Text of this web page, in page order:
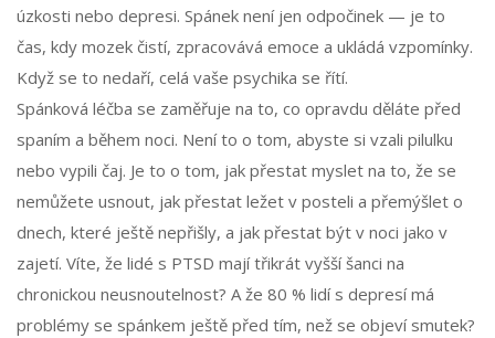
úzkosti nebo depresi. Spánek není jen odpočinek — je to
čas, kdy mozek čistí, zpracovává emoce a ukládá vzpomínky.
Když se to nedaří, celá vaše psychika se řítí.
Spánková léčba se zaměřuje na to, co opravdu děláte před
spaním a během noci. Není to o tom, abyste si vzali pilulku
nebo vypili čaj. Je to o tom, jak přestat myslet na to, že se
nemůžete usnout, jak přestat ležet v posteli a přemýšlet o
dnech, které ještě nepřišly, a jak přestat být v noci jako v
zajetí. Víte, že lidé s PTSD mají třikrát vyšší šanci na
chronickou neusnoutelnost? A že 80 % lidí s depresí má
problémy se spánkem ještě před tím, než se objeví smutek?